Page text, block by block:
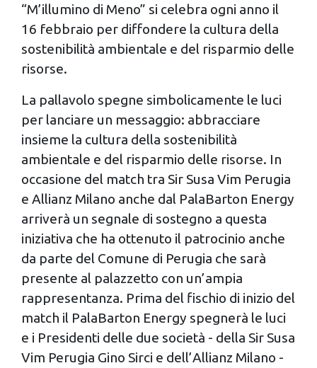
“M’illumino di Meno” si celebra ogni anno il
16 febbraio per diffondere la cultura della
sostenibilità ambientale e del risparmio delle
risorse.
La pallavolo spegne simbolicamente le luci
per lanciare un messaggio: abbracciare
insieme la cultura della sostenibilità
ambientale e del risparmio delle risorse. In
occasione del match tra Sir Susa Vim Perugia
e Allianz Milano anche dal PalaBarton Energy
arriverà un segnale di sostegno a questa
iniziativa che ha ottenuto il patrocinio anche
da parte del Comune di Perugia che sarà
presente al palazzetto con un’ampia
rappresentanza. Prima del fischio di inizio del
match il PalaBarton Energy spegnerà le luci
e i Presidenti delle due società - della Sir Susa
Vim Perugia Gino Sirci e dell’Allianz Milano -